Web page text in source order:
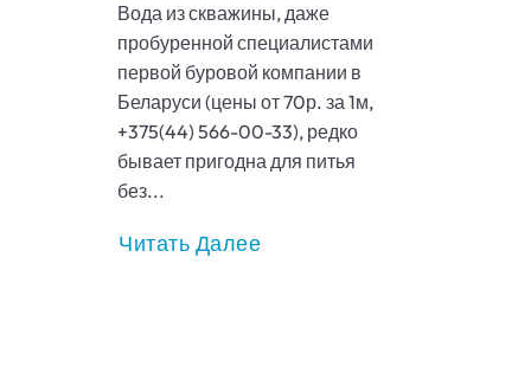
Вода из скважины, даже
пробуренной специалистами
первой буровой компании в
Беларуси (цены от 70р. за 1м,
+375(44) 566-00-33), редко
бывает пригодна для питья
без...
Читать Далее